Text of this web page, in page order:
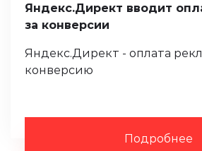
Яндекс.Директ вводит
за конверсии
Яндекс.Директ - оплата
конверсию
Подробнее